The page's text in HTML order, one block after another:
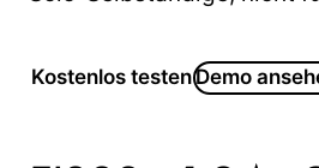
Kostenlos testenDemo